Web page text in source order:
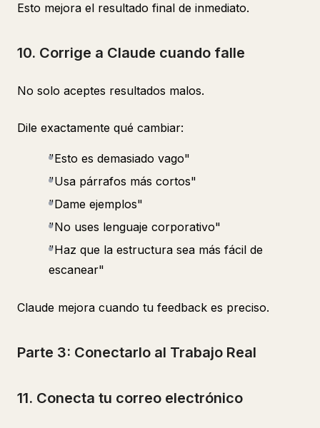
Esto mejora el resultado final de inmediato.
10. Corrige a Claude cuando falle
No solo aceptes resultados malos.
Dile exactamente qué cambiar:
"Esto es demasiado vago"
"Usa párrafos más cortos"
"Dame ejemplos"
"No uses lenguaje corporativo"
"Haz que la estructura sea más fácil de
escanear"
Claude mejora cuando tu feedback es preciso.
Parte 3: Conectarlo al Trabajo Real
11. Conecta tu correo electrónico